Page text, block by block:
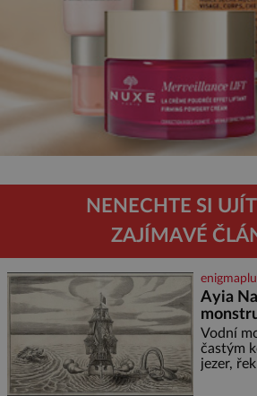
NENECHTE SI UJÍT
ZAJÍMAVÉ
Ayia
Vodní
častým
jezer,